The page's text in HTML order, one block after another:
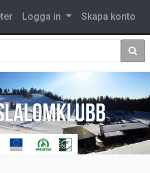
Logga in Skapa konto
Sök